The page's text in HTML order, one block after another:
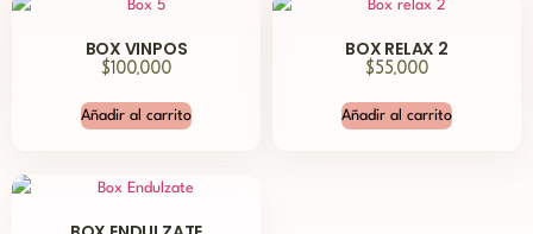
BOX VINPOS
$100,000
Añadir al carrito
BOX RELAX 2
$55,000
Añadir al carrito